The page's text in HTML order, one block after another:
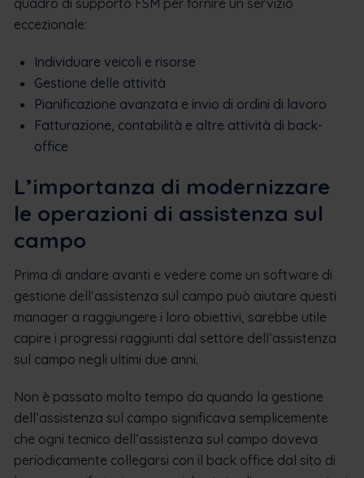
eccezionale:
Individuare veicoli e risorse
Gestione delle attività
Pianificazione avanzata e invio di ordini di lavoro
Fatturazione, contabilità e altre attività di back-
office
L’importanza di modernizzare
le operazioni di assistenza sul
campo
Prima di andare avanti e vedere come un software di
gestione dell’assistenza sul campo può aiutare questi
manager a raggiungere i loro obiettivi, sarebbe utile
capire i progressi raggiunti dal settore dell’assistenza
sul campo negli ultimi due anni.
Non è passato molto tempo da quando la gestione
dell’assistenza sul campo significava semplicemente
che ogni tecnico dell’assistenza sul campo doveva
periodicamente collegarsi con il back office dal sito di